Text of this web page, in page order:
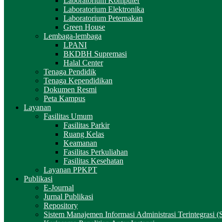
Laboratorium Elektronika
Laboratorium Peternakan
Green House
Lembaga-lembaga
LPANI
BKDBH Supremasi
Halal Center
Tenaga Pendidik
Tenaga Kependidikan
Dokumen Resmi
Peta Kampus
Layanan
Fasilitas Umum
Fasilitas Parkir
Ruang Kelas
Keamanan
Fasilitas Perkuliahan
Fasilitas Kesehatan
Layanan PPKPT
Publikasi
E-Journal
Jurnal Publikasi
Repository
Sistem Manajemen Informasi Administrasi Terintegrasi